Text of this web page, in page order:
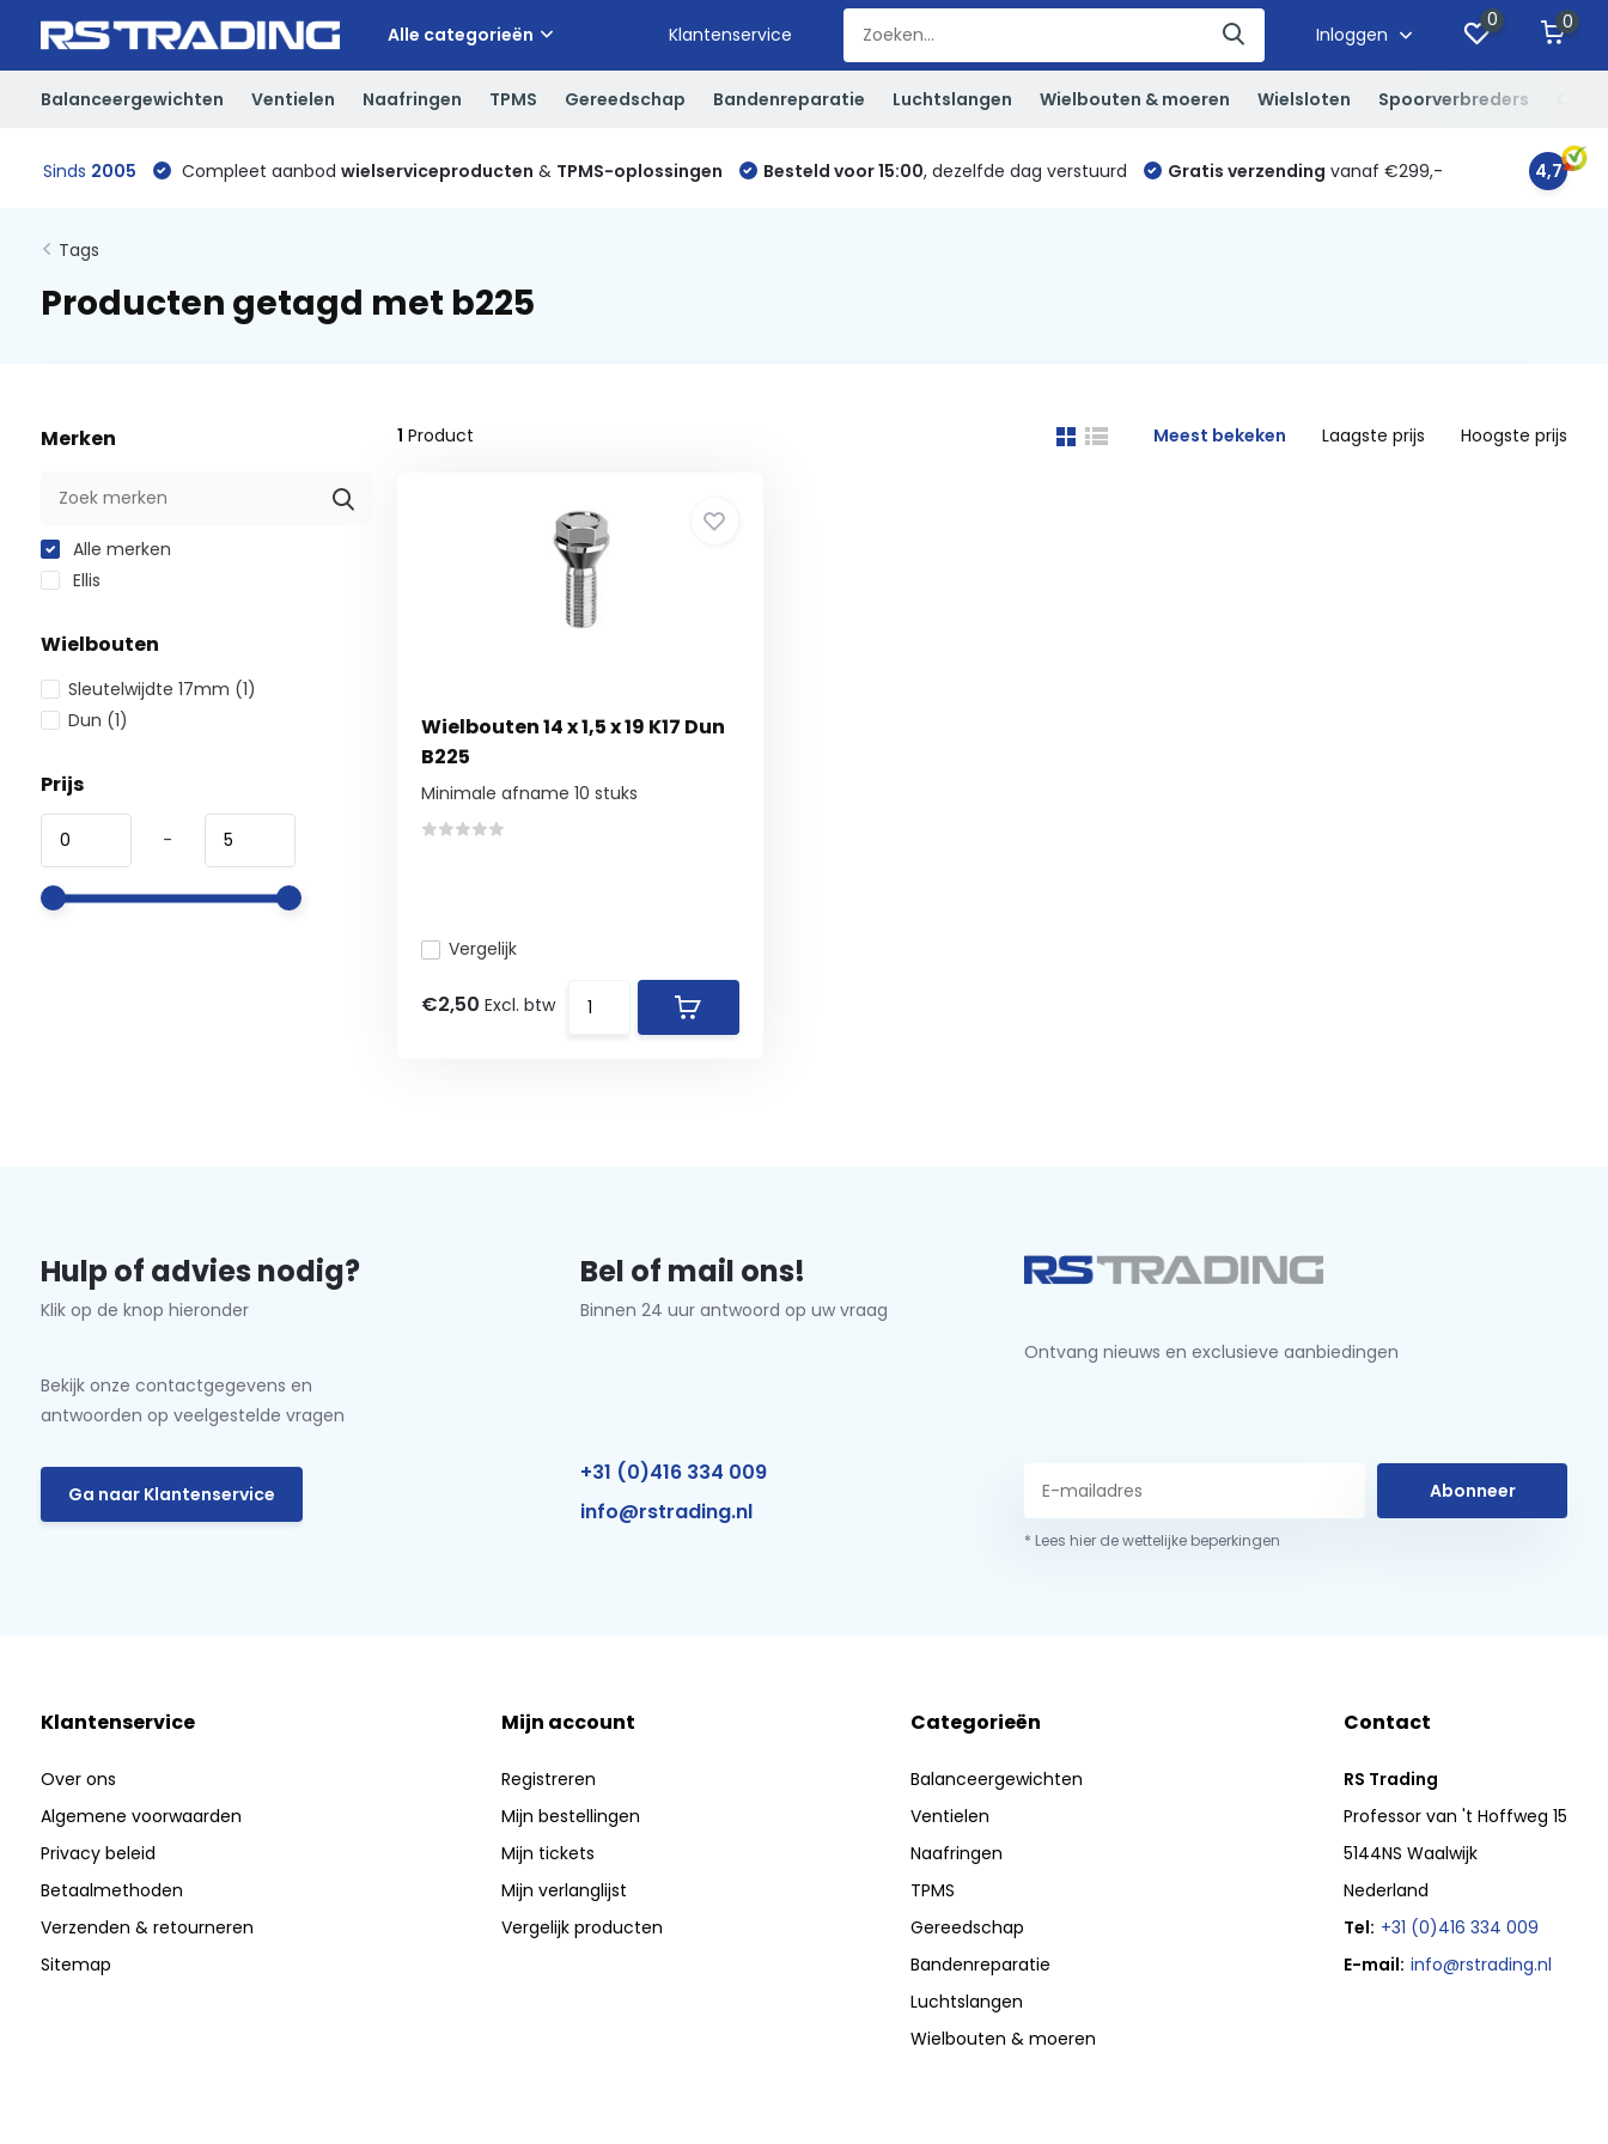
Alle categorieën Klantenservice Inloggen
0 0
Balanceergewichten Ventielen Naafringen TPMS Gereedschap Bandenreparatie Luchtslangen Wielbouten & moeren Wielsloten Spoorverbreders
Sinds 2005 Compleet aanbod wielserviceproducten & TPMS-oplossingen Besteld voor 15:00, dezelfde dag verstuurd Gratis verzending vanaf €299,- 4,7
Tags
Producten getagd met b225
Merken
Alle merken
Ellis
Wielbouten
Sleutelwijdte 17mm (1)
Dun (1)
Prijs
-
1 Product Meest bekeken Laagste prijs Hoogste prijs
Wielbouten 14 x 1,5 x 19 K17 Dun
B225
Minimale afname 10 stuks
Vergelijk
€2,50 Excl. btw
Hulp of advies nodig?
Klik op de knop hieronder
Bekijk onze contactgegevens en
antwoorden op veelgestelde vragen
Ga naar Klantenservice
Bel of mail ons!
Binnen 24 uur antwoord op uw vraag
+31 (0)416 334 009
info@rstrading.nl
Ontvang nieuws en exclusieve aanbiedingen
Abonneer
* Lees hier de wettelijke beperkingen
Klantenservice
Over ons
Algemene voorwaarden
Privacy beleid
Betaalmethoden
Verzenden & retourneren
Sitemap
Mijn account
Registreren
Mijn bestellingen
Mijn tickets
Mijn verlanglijst
Vergelijk producten
Categorieën
Balanceergewichten
Ventielen
Naafringen
TPMS
Gereedschap
Bandenreparatie
Luchtslangen
Wielbouten & moeren
Contact
RS Trading
Professor van 't Hoffweg 15
5144NS Waalwijk
Nederland
Tel: +31 (0)416 334 009
E-mail: info@rstrading.nl